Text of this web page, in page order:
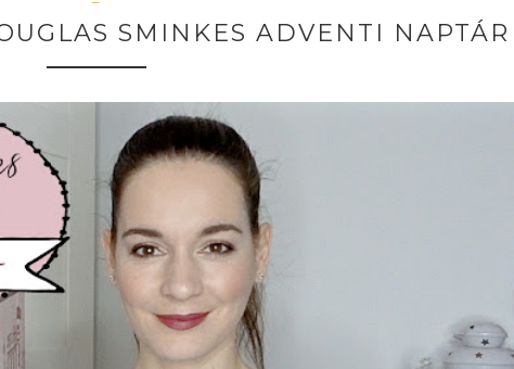
SMINKES ADVENTI NAPTÁR